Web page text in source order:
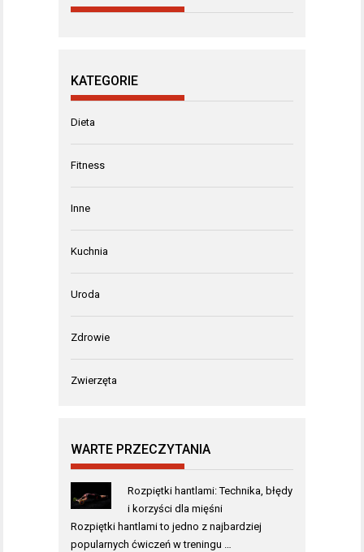
KATEGORIE
Dieta
Fitness
Inne
Kuchnia
Uroda
Zdrowie
Zwierzęta
WARTE PRZECZYTANIA
Rozpiętki hantlami: Technika, błędy
i korzyści dla mięśni
Rozpiętki hantlami to jedno z najbardziej
popularnych ćwiczeń w treningu …